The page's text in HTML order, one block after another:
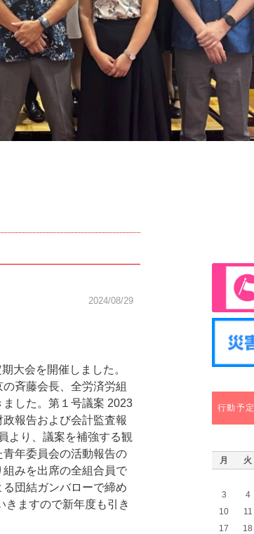
2024/08/29
大会を開催しました。
斉藤会長、全労済労組
した。第１号議案 2023
報告および会計監査報
より、議案を補強する観
年委員会の活動報告の
みを出席の全組合員で
団結ガンバローで締め
きますので新年度も引き
行動予定
月 火
3
4
10
11
17
18